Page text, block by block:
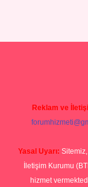
Reklam ve
Yasal Uyarı:
İletişim Kurumu
hizmet